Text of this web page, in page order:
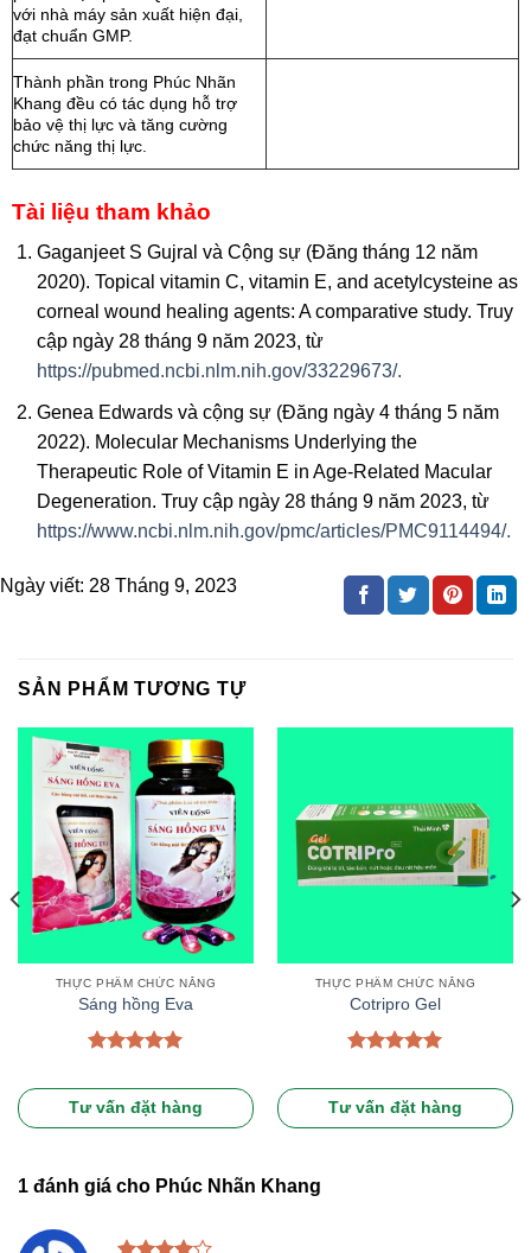
với nhà máy sản xuất hiện đại,
đạt chuẩn GMP.
Thành phần trong Phúc Nhãn
Khang đều có tác dụng hỗ trợ
bảo vệ thị lực và tăng cường
chức năng thị lực.
Tài liệu tham khảo
Gaganjeet S Gujral và Cộng sự (Đăng tháng 12 năm
2020). Topical vitamin C, vitamin E, and acetylcysteine as
corneal wound healing agents: A comparative study. Truy
cập ngày 28 tháng 9 năm 2023, từ
https://pubmed.ncbi.nlm.nih.gov/33229673/.
Genea Edwards và cộng sự (Đăng ngày 4 tháng 5 năm
2022). Molecular Mechanisms Underlying the
Therapeutic Role of Vitamin E in Age-Related Macular
Degeneration. Truy cập ngày 28 tháng 9 năm 2023, từ
https://www.ncbi.nlm.nih.gov/pmc/articles/PMC9114494/.
Ngày viết: 28 Tháng 9, 2023
SẢN PHẨM TƯƠNG TỰ
THỰC PHẨM CHỨC NĂNG
Sáng hồng Eva
hạng5.00
5 sao
Tư vấn đặt hàng
THỰC PHẨM CHỨC NĂNG
Cotripro Gel
hạng5.00
5 sao
Tư vấn đặt hàng
1 đánh giá cho Phúc Nhãn Khang